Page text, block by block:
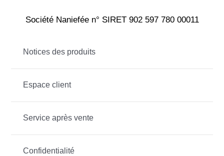
Société Naniefée n° SIRET 902 597 780 00011
Notices des produits
Espace client
Service après vente
Confidentialité